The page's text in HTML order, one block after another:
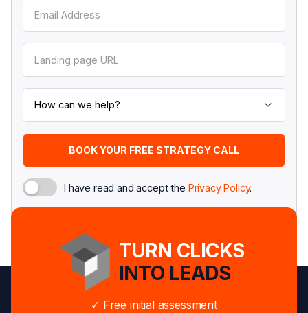
I have read and accept the Privacy Policy.
TURN CLICKS
INTO LEADS
✓ Free initial assessment